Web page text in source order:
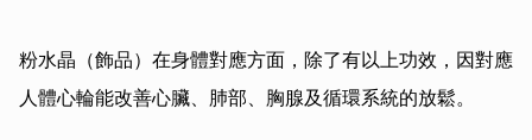
粉水晶（飾品）在身體對應方面，除了有以上功效，因對應
人體心輪能改善心臟、肺部、胸腺及循環系統的放鬆。